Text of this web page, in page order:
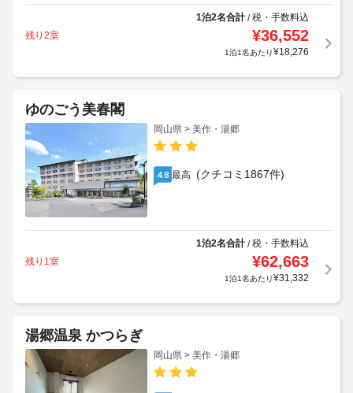
1泊2名合計/税・手数料込
残り2室
¥36,552
1泊1名あたり¥18,276
ゆのごう美春閣
岡山県 > 美作・湯郷
4.8 最高 (クチコミ1867件)
1泊2名合計/税・手数料込
残り1室
¥62,663
1泊1名あたり¥31,332
湯郷温泉 かつらぎ
岡山県 > 美作・湯郷